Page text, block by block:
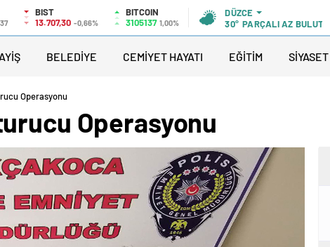
BIST
13.707,30 -0,66%
BITCOIN
3105137 1,00%
DÜZCE
30° PARÇALI AZ BULUTLU
BELEDİYE CEMİYET HAYATI EĞİTİM SİYASET
Operasyonu
Operasyonu